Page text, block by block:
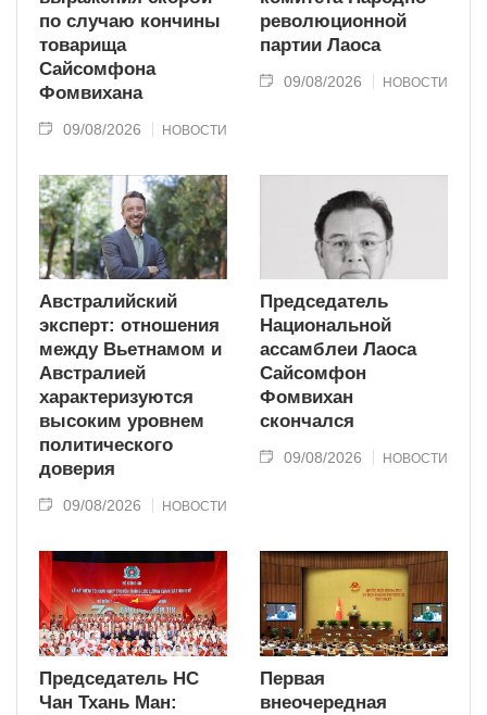
по случаю кончины
товарища
Сайсомфона
Фомвихана
09/08/2026 НОВОСТИ
революционной
партии Лаоса
09/08/2026 НОВОСТИ
Австралийский
эксперт: отношения
между Вьетнамом и
Австралией
характеризуются
высоким уровнем
политического
доверия
09/08/2026 НОВОСТИ
Председатель
Национальной
ассамблеи Лаоса
Сайсомфон
Фомвихан
скончался
09/08/2026 НОВОСТИ
Председатель НС
Чан Тхань Ман:
Первая
внеочередная